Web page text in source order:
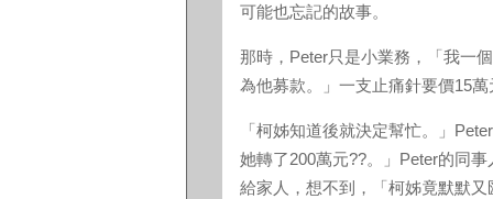
可能也忘記的故事。
那時，Peter只是小業務，「我一
為他募款。」一支止痛針要價15
「柯姊知道後就決定幫忙。」
她轉了200萬元??。」Peter的同
給家人，想不到，「柯姊竟默默